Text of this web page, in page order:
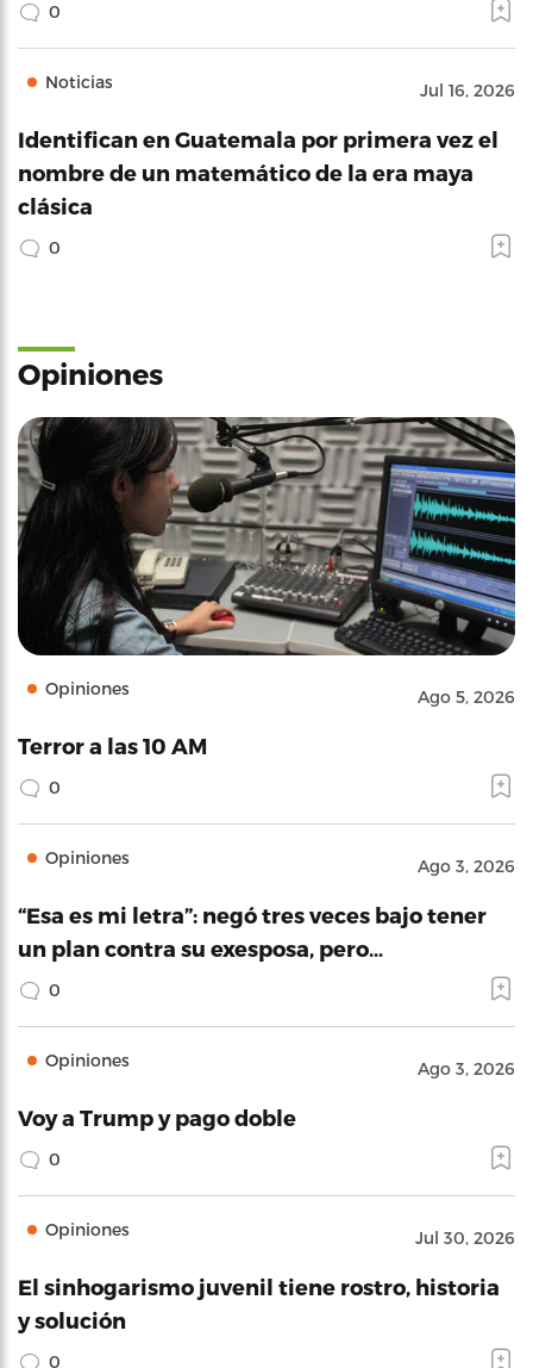
0
Noticias Jul 16, 2026
Identifican en Guatemala por primera vez el
nombre de un matemático de la era maya
clásica
0
Opiniones
Opiniones Ago 5, 2026
Terror a las 10 AM
0
Opiniones Ago 3, 2026
“Esa es mi letra”: negó tres veces bajo tener
un plan contra su exesposa, pero…
0
Opiniones Ago 3, 2026
Voy a Trump y pago doble
0
Opiniones Jul 30, 2026
El sinhogarismo juvenil tiene rostro, historia
y solución
0